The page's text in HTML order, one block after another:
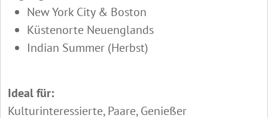
New York City & Boston
Küstenorte Neuenglands
Indian Summer (Herbst)
Ideal für:
Kulturinteressierte, Paare, Genießer